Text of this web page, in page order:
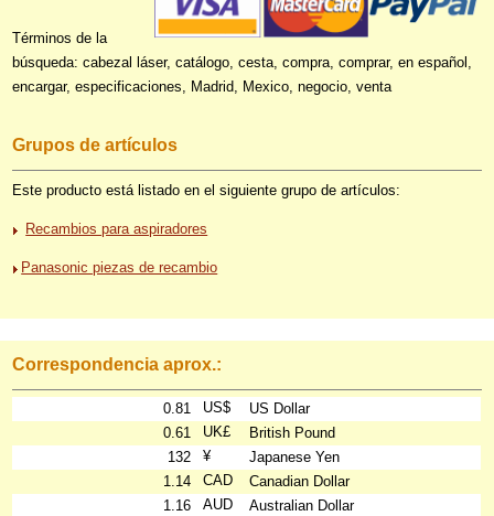
Términos de la
búsqueda: cabezal láser, catálogo, cesta, compra, comprar, en español,
encargar, especificaciones, Madrid, Mexico, negocio, venta
Grupos de artículos
Este producto está listado en el siguiente grupo de artículos:
Recambios para aspiradores
Panasonic piezas de recambio
Correspondencia aprox.:
0.81 US$
US Dollar
0.61
UK£
British Pound
132
¥
Japanese Yen
1.14
CAD
Canadian Dollar
1.16
AUD
Australian Dollar